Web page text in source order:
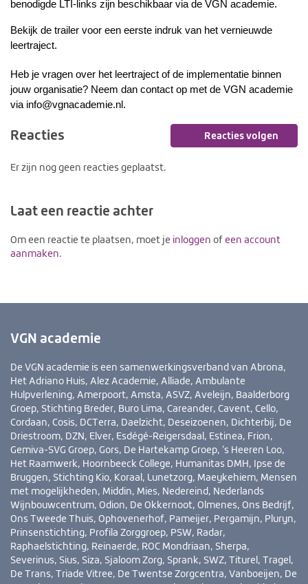
benodigde LTI-links zijn beschikbaar via de VGN academie.
Bekijk de trailer voor een eerste indruk van het vernieuwde
leertraject.
Heb je vragen over het leertraject of de implementatie binnen
jouw organisatie? Neem dan contact op met de VGN academie
via info@vgnacademie.nl.
Reacties Reacties volgen
Er zijn nog geen reacties geplaatst.
Laat een reactie achter
Om een reactie te plaatsen, moet je inloggen of een account
aanmaken.
VGN academie
De VGN academie is een samenwerkingsverband van Abrona,
Het Adriano Huis, Alez Academie, Alliade, Ambulante
Hulpverlening, Amerpoort, Amsta, ASVZ, Aveleijn, Baalderborg
Groep, Stichting Breder, Buro Lima, Careander, Cavent, Cello,
Cordaan, Cosis, DCTerra, Daelzicht, Deseizoenen, Dichterbij, De
Driestroom, DZN, Elver, Esdégé-Reigersdaal, Estinea, Frion,
Gemiva-SVG Groep, Gors, De Hartekamp Groep, ’s Heeren Loo,
Het Raamwerk, Hoornbeeck College, Humanitas DMH, Ipse de
Bruggen, Stichting Kio, Koraal, Lunetzorg, Maeykehiem, Mensen
met mogelijkheden, Middin, Mies, Nedereind, Nederlands
Wijnbouwcentrum, Odion, De Okkernoot, Olmenes, Ons Bedrijf,
Ons Tweede Thuis, Ophovenerhof, Pameijer, Pergamijn, Pluryn,
Prinsenstichting, Profila Zorggroep, PSW, Radar,
Raphaelstichting, Reinaerde, ROC Mondriaan, Sherpa,
Severinus, Sius, Siza, Sjaloom Zorg, Sprank, SWZ, Titurel, Tragel,
De Trans, Triade Vitree, De Twentse Zorgcentra, Vanboeijen, De